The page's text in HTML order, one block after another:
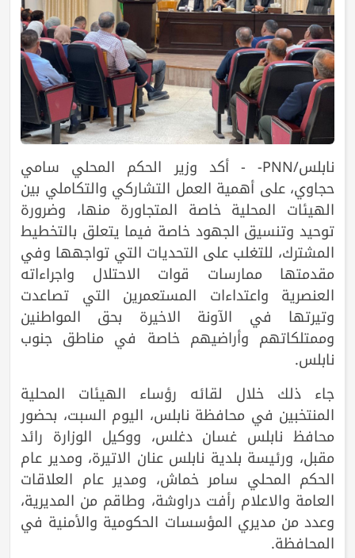
نابلس/PNN- - أكد وزير الحكم المحلي سامي
حجاوي، على أهمية العمل التشاركي والتكاملي بين
الهيئات المحلية خاصة المتجاورة منها، وضرورة
توحيد وتنسيق الجهود خاصة فيما يتعلق بالتخطيط
المشترك، للتغلب على التحديات التي تواجهها وفي
مقدمتها ممارسات قوات الاحتلال واجراءاته
العنصرية واعتداءات المستعمرين التي تصاعدت
وتيرتها في الآونة الاخيرة بحق المواطنين
وممتلكاتهم وأراضيهم خاصة في مناطق جنوب
نابلس.
جاء ذلك خلال لقائه رؤساء الهيئات المحلية
المنتخبين في محافظة نابلس، اليوم السبت، بحضور
محافظ نابلس غسان دغلس، ووكيل الوزارة رائد
مقبل، ورئيسة بلدية نابلس عنان الاتيرة، ومدير عام
الحكم المحلي سامر خماش، ومدير عام العلاقات
العامة والاعلام رأفت دراوشة، وطاقم من المديرية،
وعدد من مديري المؤسسات الحكومية والأمنية في
المحافظة.